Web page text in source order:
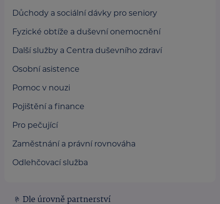
Důchody a sociální dávky pro seniory
Fyzické obtíže a duševní onemocnění
Další služby a Centra duševního zdraví
Osobní asistence
Pomoc v nouzi
Pojištění a finance
Pro pečující
Zaměstnání a právní rovnováha
Odlehčovací služba
Dle úrovně partnerství